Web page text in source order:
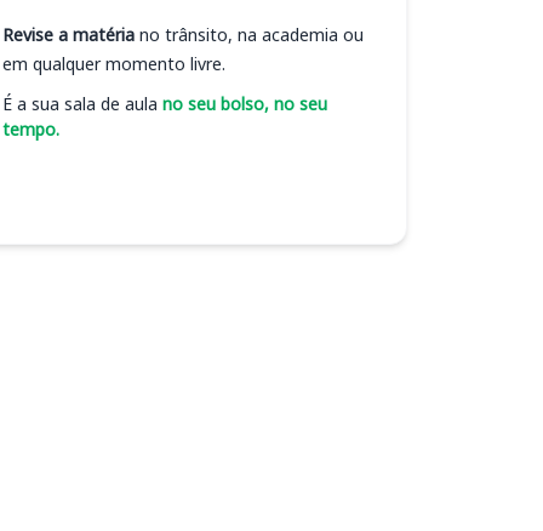
Revise a matéria no trânsito, na academia ou
em qualquer momento livre.
É a sua sala de aula no seu bolso, no seu
tempo.